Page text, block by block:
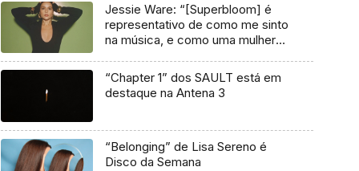
Jessie Ware: “[Superbloom] é
representativo de como me sinto
na música, e como uma mulher
“Chapter 1” dos SAULT está em
destaque na Antena 3
“Belonging” de Lisa Sereno é
Disco da Semana